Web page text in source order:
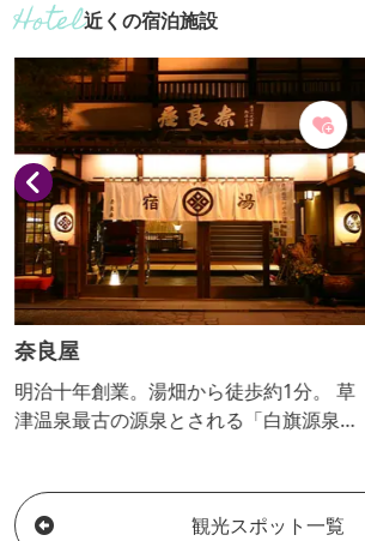
供しています。 湯畑から歩いて5分の所
にございます。 私たちは豚を厳選し、独
自の秘伝のタレで丁寧に調理していま
す。 一口食べれば、豚の旨味が口いっぱ
いに広がり、食べ応え抜群です。 私たち
のラーメンは、濃厚なスープと、ガッチ
リ歯応えのある極太麺が特徴...
近くの宿泊施設
奈良屋
明治十年創業。湯畑から徒歩約1分。 草
津温泉最古の源泉とされる「白旗源泉」
観光スポット一覧